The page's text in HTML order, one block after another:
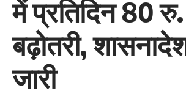
में प्रतिदिन 80
बढ़ोतरी,
जारी